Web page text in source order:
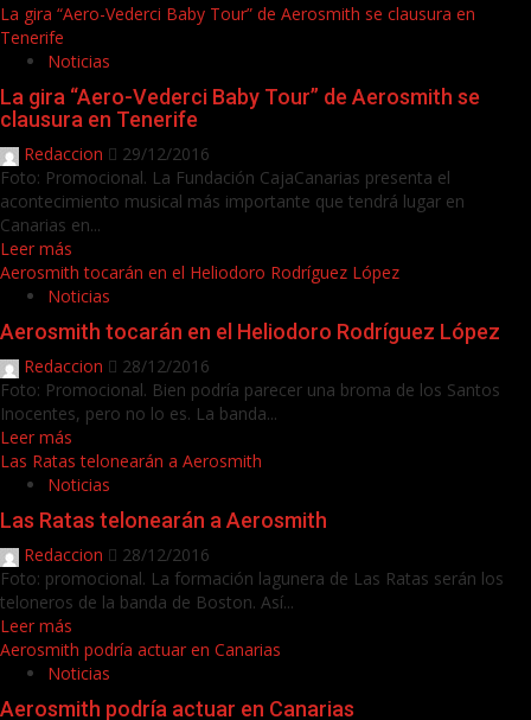
La gira “Aero-Vederci Baby Tour” de Aerosmith se clausura en
Tenerife
Noticias
La gira “Aero-Vederci Baby Tour” de Aerosmith se
clausura en Tenerife
Redaccion
29/12/2016
Foto: Promocional. La Fundación CajaCanarias presenta el
acontecimiento musical más importante que tendrá lugar en
Canarias en...
Leer más
Aerosmith tocarán en el Heliodoro Rodríguez López
Noticias
Aerosmith tocarán en el Heliodoro Rodríguez López
Redaccion
28/12/2016
Foto: Promocional. Bien podría parecer una broma de los Santos
Inocentes, pero no lo es. La banda...
Leer más
Las Ratas telonearán a Aerosmith
Noticias
Las Ratas telonearán a Aerosmith
Redaccion
28/12/2016
Foto: promocional. La formación lagunera de Las Ratas serán los
teloneros de la banda de Boston. Así...
Leer más
Aerosmith podría actuar en Canarias
Noticias
Aerosmith podría actuar en Canarias